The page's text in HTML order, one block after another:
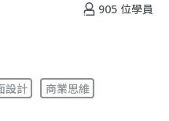
905 位學員
設計 商業思維